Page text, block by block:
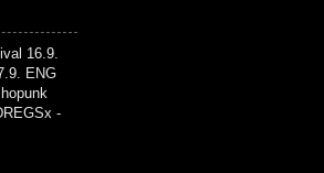
16.9.
ENG
-